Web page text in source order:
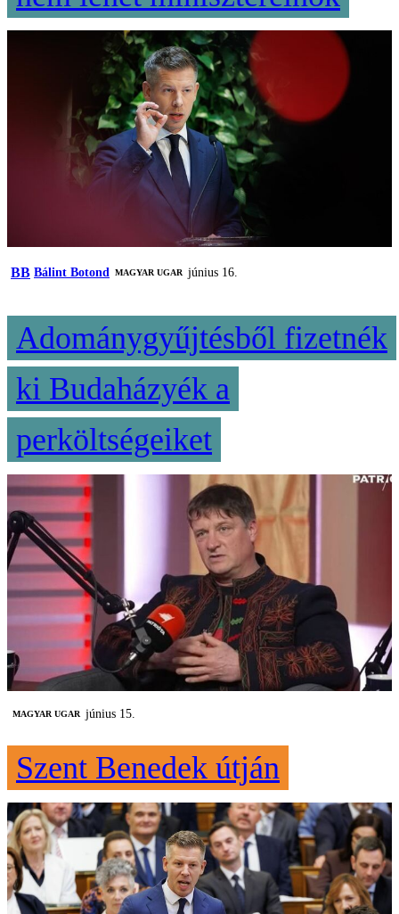
BB Bálint Botond MAGYAR UGAR június 16.
Adománygyűjtésből fizetnék
ki Budaházyék a
perköltségeiket
MAGYAR UGAR június 15.
Szent Benedek útján